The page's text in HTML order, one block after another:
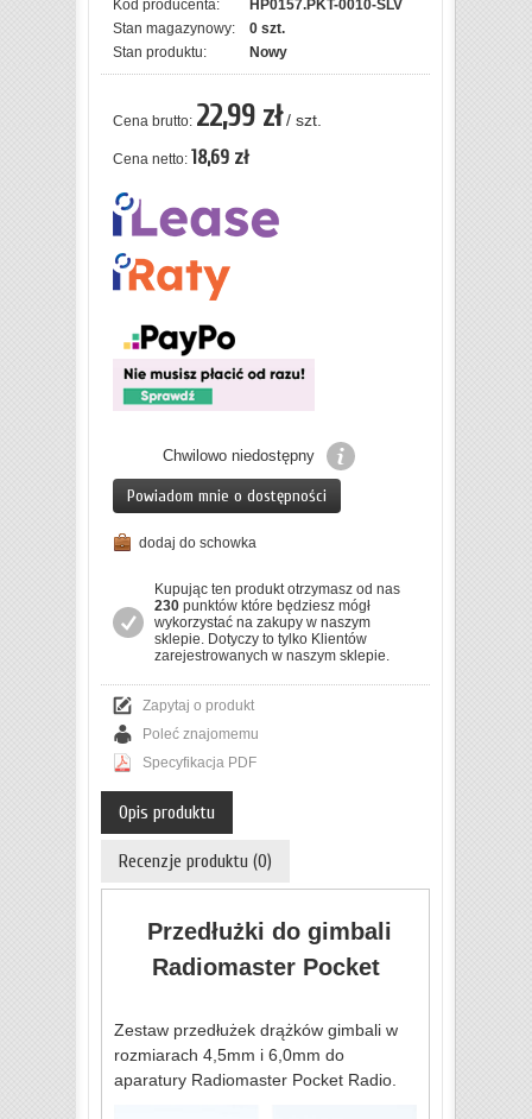
Kod producenta:
HP0157.PKT-0010-SLV
Stan magazynowy:
0 szt.
Stan produktu:
Nowy
Cena brutto: 22,99 zł/ szt.
Cena netto: 18,69 zł
Chwilowo niedostępny
Powiadom mnie o dostępności
dodaj do schowka
Kupując ten produkt otrzymasz od nas
230 punktów które będziesz mógł
wykorzystać na zakupy w naszym
sklepie. Dotyczy to tylko Klientów
zarejestrowanych w naszym sklepie.
Zapytaj o produkt
Poleć znajomemu
Specyfikacja PDF
Opis produktu
Recenzje produktu (0)
Przedłużki do gimbali
Radiomaster Pocket
Zestaw przedłużek drążków gimbali w
rozmiarach 4,5mm i 6,0mm do
aparatury Radiomaster Pocket Radio.